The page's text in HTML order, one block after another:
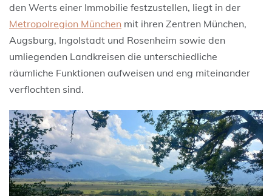
den Werts einer Immobilie festzustellen, liegt in der
Metropolregion München mit ihren Zentren München,
Augsburg, Ingolstadt und Rosenheim sowie den
umliegenden Landkreisen die unterschiedliche
räumliche Funktionen aufweisen und eng miteinander
verflochten sind.